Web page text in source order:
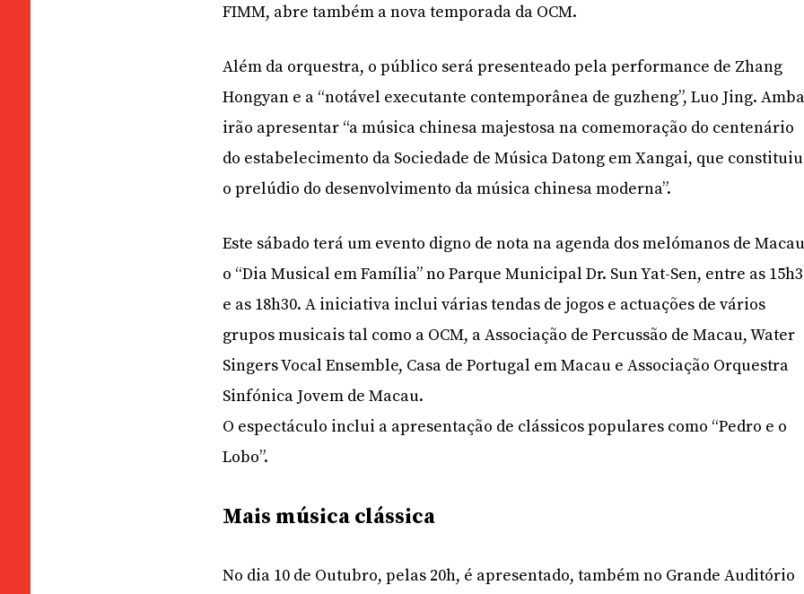
FIMM, abre também a nova temporada da OCM.
Além da orquestra, o público será presenteado pela performance de Zhang
Hongyan e a “notável executante contemporânea de guzheng”, Luo Jing.
irão apresentar “a música chinesa majestosa na comemoração do centenário
do estabelecimento da Sociedade de Música Datong em Xangai, que constituiu
o prelúdio do desenvolvimento da música chinesa moderna”.
Este sábado terá um evento digno de nota na agenda dos melómanos de
o “Dia Musical em Família” no Parque Municipal Dr. Sun Yat-Sen, entre as
e as 18h30. A iniciativa inclui várias tendas de jogos e actuações de vários
grupos musicais tal como a OCM, a Associação de Percussão de Macau, Water
Singers Vocal Ensemble, Casa de Portugal em Macau e Associação Orquestra
Sinfónica Jovem de Macau.
O espectáculo inclui a apresentação de clássicos populares como “Pedro e o
Lobo”.
Mais música clássica
No dia 10 de Outubro, pelas 20h, é apresentado, também no Grande Auditório